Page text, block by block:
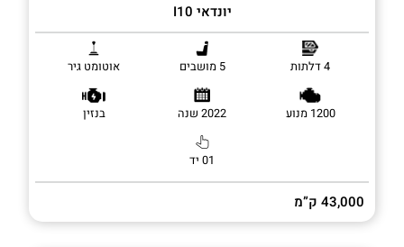
יונדאי I10
4 דלתות 5 מושבים אוטומט גיר
1200 מנוע 2022 שנה בנזין
01 יד
43,000 ק”מ